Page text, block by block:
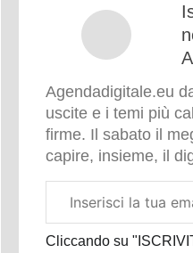
Agendadigitale.eu
uscite e i temi più
firme. Il sabato il
capire, insieme, il
aziendale
Cliccando su